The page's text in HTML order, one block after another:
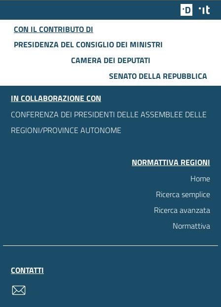
Team
CON IL CONTRIBUTO DI
PRESIDENZA DEL CONSIGLIO DEI MINISTRI
CAMERA DEI DEPUTATI
SENATO DELLA REPUBBLICA
IN COLLABORAZIONE CON
CONFERENZA DEI PRESIDENTI DELLE ASSEMBLEE DELLE
REGIONI/PROVINCE AUTONOME
NORMATTIVA REGIONI
Home
Ricerca semplice
Ricerca avanzata
Normattiva
CONTATTI